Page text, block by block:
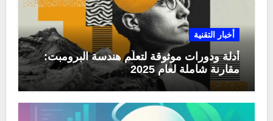
أخبار التقنية
أدلة ودورات موثوقة لتعلّم هندسة البرومبت:
مقارنة شاملة لعام 2025